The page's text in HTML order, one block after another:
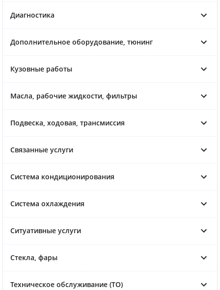
Диагностика
Дополнительное оборудование, тюнинг
Кузовные работы
Масла, рабочие жидкости, фильтры
Подвеска, ходовая, трансмиссия
Связанные услуги
Система кондиционирования
Система охлаждения
Ситуативные услуги
Стекла, фары
Техническое обслуживание (ТО)